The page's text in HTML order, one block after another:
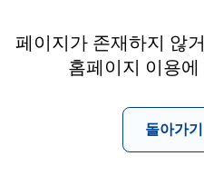
페이지가 존재하지 않
홈페이지 이용
돌아가기